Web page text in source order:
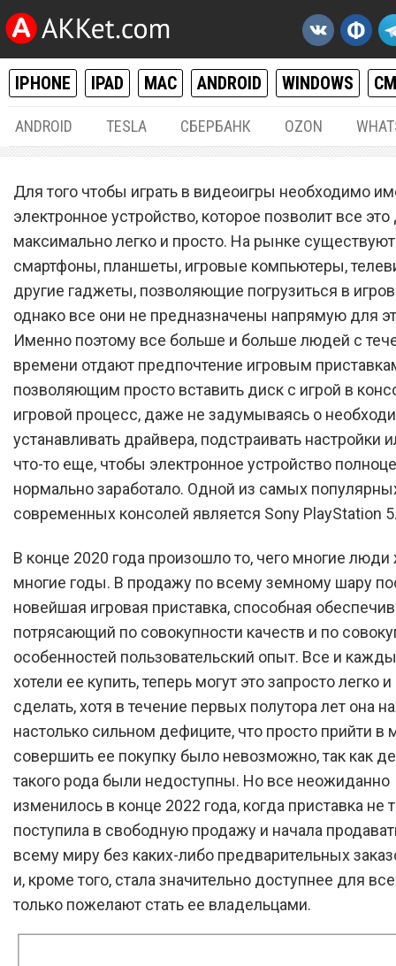
IPHONE IPAD MAC ANDROID WINDOWS
ANDROID TESLA СБЕРБАНК OZON
Спрос рухнул. Sony
теперь распродают за
Для того чтобы играть в видеоигры необходимо
электронное устройство, которое позволит все это
максимально легко и просто. На рынке существуют
смартфоны, планшеты, игровые компьютеры,
другие гаджеты, позволяющие погрузиться в
однако все они не предназначены напрямую для
Именно поэтому все больше и больше людей с
времени отдают предпочтение игровым
позволяющим просто вставить диск с игрой в
игровой процесс, даже не задумываясь о
устанавливать драйвера, подстраивать настройки
что-то еще, чтобы электронное устройство
нормально заработало. Одной из самых
современных консолей является Sony PlayStation
В конце 2020 года произошло то, чего многие
многие годы. В продажу по всему земному шару
новейшая игровая приставка, способная
потрясающий по совокупности качеств и по
особенностей пользовательский опыт. Все и
хотели ее купить, теперь могут это запросто легко
сделать, хотя в течение первых полутора лет она
настолько сильном дефиците, что просто прийти в
совершить ее покупку было невозможно, так как
такого рода были недоступны. Но все неожиданно
изменилось в конце 2022 года, когда приставка не
поступила в свободную продажу и начала
всему миру без каких-либо предварительных
и, кроме того, стала значительно доступнее для
только пожелают стать ее владельцами.